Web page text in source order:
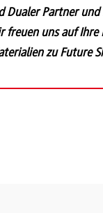
Dualer Partner
freuen uns auf
zu Future